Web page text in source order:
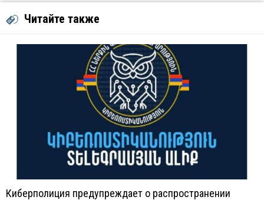
Читайте также
Киберполиция предупреждает о распространении